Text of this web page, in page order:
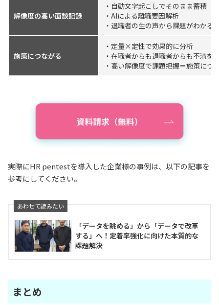
解像度の高い面談記録
・自動文字起こしでそのまま蓄積
・AIによる離職要因解析
・退職者の生の声から課題がわかる
施策につながる
・定量×定性で効果的に分析
・在職者からも退職者からも不満を
・高い解像度で課題把握＝施策につ
実際にHR pentestを導入した企業様の事例は、以下の記事を
参考にしてください。
「データを眺める」から「データで改革
する」へ！定着率強化に向けた本質的な
課題解決
まとめ